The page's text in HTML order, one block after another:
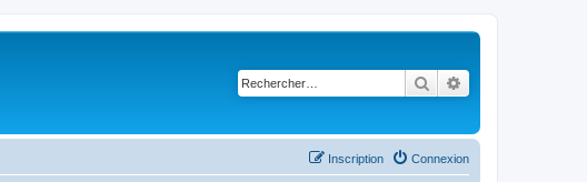
Rechercher
Connexion
Inscription